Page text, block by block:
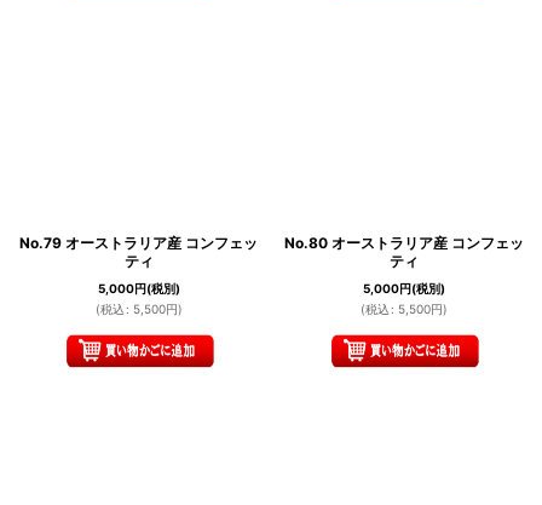
No.79 オーストラリア産 コンフェッ
ティ
5,000円(税別)
(税込 : 5,500円)
No.80 オーストラリア産 コンフェッ
ティ
5,000円(税別)
(税込 : 5,500円)